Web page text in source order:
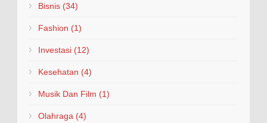
Bisnis (34)
Fashion (1)
Investasi (12)
Kesehatan (4)
Musik Dan Film (1)
Olahraga (4)